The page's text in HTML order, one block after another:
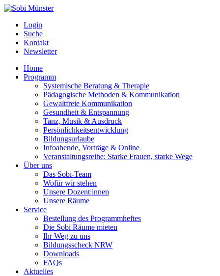
Login
Suche
Kontakt
Newsletter
Home
Programm
Systemische Beratung & Therapie
Pädagogische Methoden & Kommunikation
Gewaltfreie Kommunikation
Gesundheit & Entspannung
Tanz, Musik & Ausdruck
Persönlichkeitsentwicklung
Bildungsurlaube
Infoabende, Vorträge & Online
Veranstaltungsreihe: Starke Frauen, starke Wege
Über uns
Das Sobi-Team
Wofür wir stehen
Unsere Dozent:innen
Unsere Räume
Service
Bestellung des Programmheftes
Die Sobi Räume mieten
Ihr Weg zu uns
Bildungsscheck NRW
Downloads
FAQs
Aktuelles